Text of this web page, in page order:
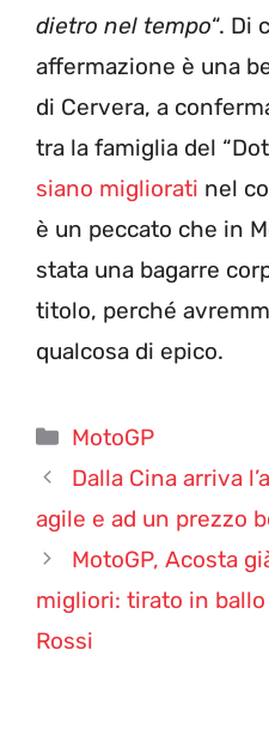
dietro nel tempo“. Di
affermazione è una
di Cervera, a
tra la famiglia del
siano migliorati nel
è un peccato che in
stata una bagarre
titolo, perché
qualcosa di epico.
Categorie
MotoGP
Dalla Cina arriva
agile e ad un prezzo
MotoGP, Acosta
migliori: tirato in
Rossi